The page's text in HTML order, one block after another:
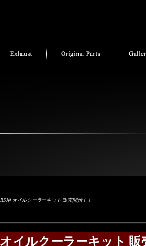
用 オイルクーラーキット 販売開始！！
イルクーラーキット 販